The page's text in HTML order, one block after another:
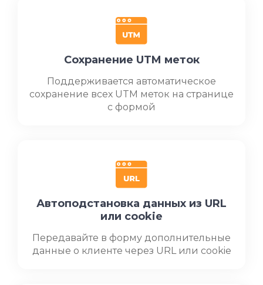
Сохранение UTM меток
Поддерживается автоматическое
сохранение всех UTM меток на странице
с формой
Автоподстановка данных из URL
или cookie
Передавайте в форму дополнительные
данные о клиенте через URL или cookie